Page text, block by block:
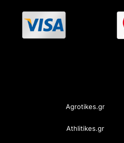
Agrotikes.gr
Athlitikes.gr